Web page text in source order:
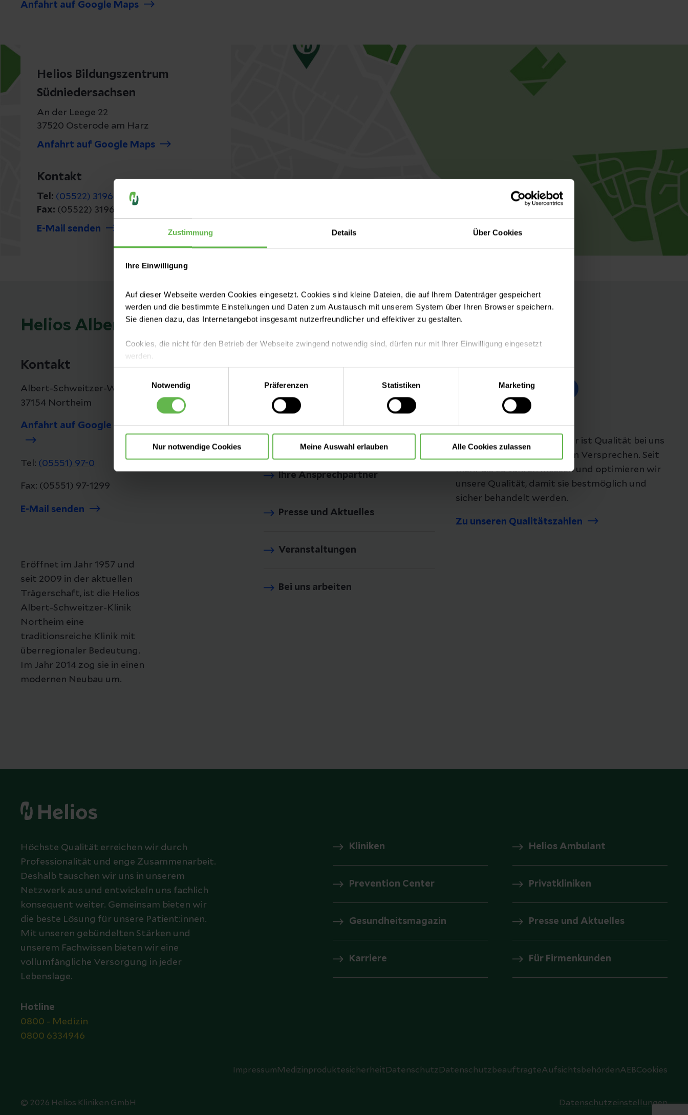
Zustimmung Details Über Cookies
Ihre Einwilligung
Auf dieser Webseite werden Cookies eingesetzt. Cookies sind kleine Dateien, die auf Ihrem Datenträger gespeichert
werden und die bestimmte Einstellungen und Daten zum Austausch mit unserem System über Ihren Browser speichern.
Sie dienen dazu, das Internetangebot insgesamt nutzerfreundlicher und effektiver zu gestalten.
Cookies, die nicht für den Betrieb der Webseite zwingend notwendig sind, dürfen nur mit Ihrer Einwilligung eingesetzt
werden.
Es steht Ihnen frei, unsere Seite mit nur den notwendigen Cookies zu benutzen, eine individuelle Auswahl hinsichtlich der
nicht notwendigen Cookies zu treffen oder durch Auswahl von „Alle Cookies akzeptieren“ in die Verwendung aller Cookies
einzuwilligen. Ihre Auswahlentscheidung können Sie jederzeit ändern oder widerrufen.
Notwendig
Präferenzen Statistiken Marketing
Nur notwendige Cookies Meine Auswahl erlauben Alle Cookies zulassen
Anfahrt auf Google Maps
Helios Bildungszentrum
Südniedersachsen
An der Leege 22
37520 Osterode am Harz
Anfahrt auf Google Maps
Kontakt
Tel: (05522) 3196304
Fax: (05522) 3196303
E-Mail senden
Helios Albert-Schweitzer-Klinik Northeim
Kontakt
Albert-Schweitzer-Weg 1
37154 Northeim
Anfahrt auf Google Maps
Tel: (05551) 97-0
Fax: (05551) 97-1299
E-Mail senden
Eröffnet im Jahr 1957 und
seit 2009 in der aktuellen
Trägerschaft, ist die Helios
Albert-Schweitzer-Klinik
Northeim eine
traditionsreiche Klinik mit
überregionaler Bedeutung.
Im Jahr 2014 zog sie in einen
modernen Neubau um.
Kontakt & Anfahrt
Besucherinformationen
Ihre Ansprechpartner
Presse und Aktuelles
Veranstaltungen
Bei uns arbeiten
Unsere Qualität
"Besser geht immer!", daher ist Qualität bei uns
nicht nur ein Wort, es ist ein Versprechen. Seit
mehr als 25 Jahren messen und optimieren wir
unsere Qualität, damit sie bestmöglich und
sicher behandelt werden.
Zu unseren Qualitätszahlen
Höchste Qualität erreichen wir durch
Professionalität und enge Zusammenarbeit.
Deshalb tauschen wir uns in unserem
Netzwerk aus und entwickeln uns fachlich
konsequent weiter. Gemeinsam bieten wir
die beste Lösung für unsere Patient:innen.
Mit unseren gebündelten Stärken und
unserem Fachwissen bieten wir eine
vollumfängliche Versorgung in jeder
Lebenslage.
Hotline
0800 - Medizin
0800 6334946
Kliniken Helios Ambulant
Prevention Center Privatkliniken
Gesundheitsmagazin Presse und Aktuelles
Karriere Für Firmenkunden
© 2026 Helios Kliniken GmbH
Impressum Medizinproduktesicherheit Datenschutz DatenschutzbeauftragteAufsichtsbehördenAEBCookies
Datenschutzeinstellungen